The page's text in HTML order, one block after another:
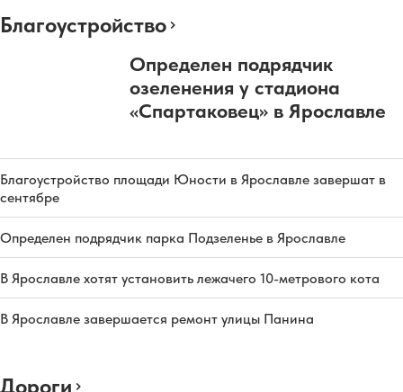
Благоустройство
Определен подрядчик
озеленения у стадиона
«Спартаковец» в Ярославле
Благоустройство площади Юности в Ярославле завершат в
сентябре
Определен подрядчик парка Подзеленье в Ярославле
В Ярославле хотят установить лежачего 10-метрового кота
В Ярославле завершается ремонт улицы Панина
Дороги